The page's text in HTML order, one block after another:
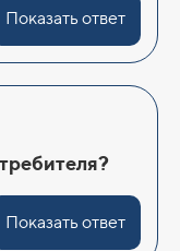
Показать ответ
Показать ответ